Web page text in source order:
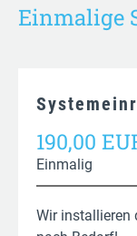
Einmalige
190,00
Einmalig
Wir installieren